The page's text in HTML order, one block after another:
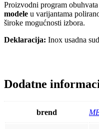
Proizvodni program obuhvata
modele u varijantama
široke mogućnosti izbora.
Deklaracija: Inox usadna
Dodatne
brend